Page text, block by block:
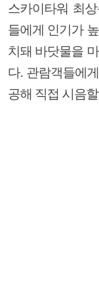
스카이타워 최
들에게 인기가
치돼 바닷물을
다. 관람객들에
공해 직접 시음